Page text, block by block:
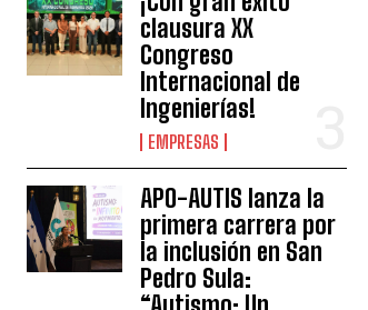
clausura XX
Congreso
Internacional de
Ingenierías!
EMPRESAS
APO-AUTIS lanza la
primera carrera por
la inclusión en San
Pedro Sula: